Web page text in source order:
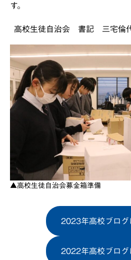
す。
高校生徒自治会 書記 三宅倫
▲高校生徒自治会募金箱準備
2023年高校ブログ
2022年高校ブログ